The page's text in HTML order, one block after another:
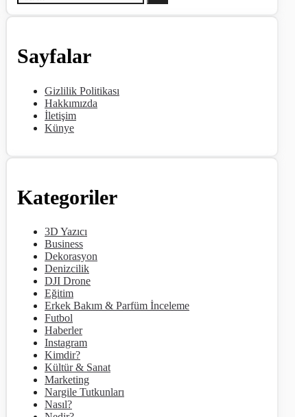
ara
Sayfalar
Gizlilik Politikası
Hakkımızda
İletişim
Künye
Kategoriler
3D Yazıcı
Business
Dekorasyon
Denizcilik
DJI Drone
Eğitim
Erkek Bakım & Parfüm İnceleme
Futbol
Haberler
Instagram
Kimdir?
Kültür & Sanat
Marketing
Nargile Tutkunları
Nasıl?